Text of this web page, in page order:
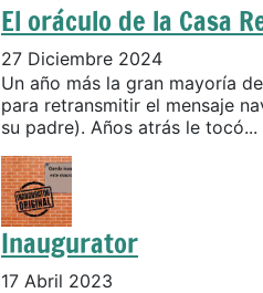
El oráculo de la Casa
27 Diciembre 2024
Un año más la gran mayoría
para retransmitir el mensaje
su padre). Años atrás le tocó...
Inaugurator
17 Abril 2023